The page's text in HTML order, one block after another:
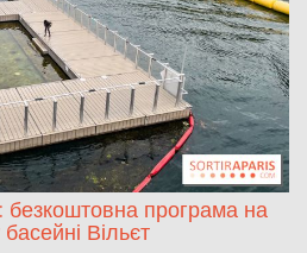
програма на
Вільєт